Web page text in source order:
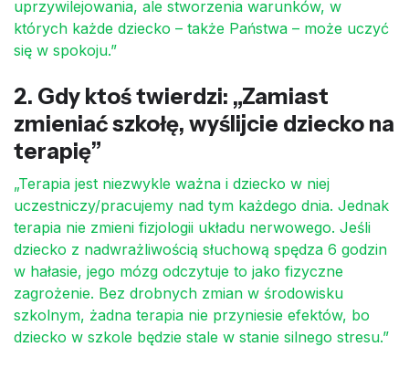
uprzywilejowania, ale stworzenia warunków, w
których każde dziecko – także Państwa – może uczyć
się w spokoju.”
2. Gdy ktoś twierdzi: „Zamiast
zmieniać szkołę, wyślijcie dziecko na
terapię”
„Terapia jest niezwykle ważna i dziecko w niej
uczestniczy/pracujemy nad tym każdego dnia. Jednak
terapia nie zmieni fizjologii układu nerwowego. Jeśli
dziecko z nadwrażliwością słuchową spędza 6 godzin
w hałasie, jego mózg odczytuje to jako fizyczne
zagrożenie. Bez drobnych zmian w środowisku
szkolnym, żadna terapia nie przyniesie efektów, bo
dziecko w szkole będzie stale w stanie silnego stresu.”